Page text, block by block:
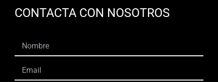
CONTACTA CON NOSOTROS